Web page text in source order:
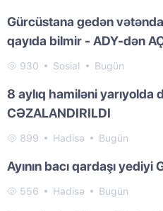
Gürcüstana gedən
qayıda bilmir - ADY-dən
930 Sosial Bugün
8 aylıq hamiləni yarıyolda
CƏZALANDIRILDI
899 Hadisə Bugün
Ayının bacı qardaşı
556 Hadisə Bugün